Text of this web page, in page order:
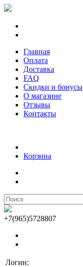
Главная
Оплата
Доставка
FAQ
Скидки и бонусы
О магазине
Отзывы
Контакты
Корзина
+7(965)5728807
Логин: